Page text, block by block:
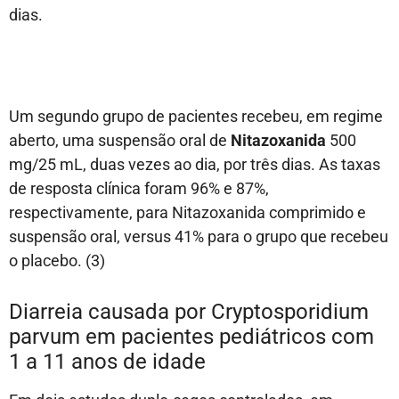
dias.
Um segundo grupo de pacientes recebeu, em regime
aberto, uma suspensão oral de Nitazoxanida 500
mg/25 mL, duas vezes ao dia, por três dias. As taxas
de resposta clínica foram 96% e 87%,
respectivamente, para Nitazoxanida comprimido e
suspensão oral, versus 41% para o grupo que recebeu
o placebo. (3)
Diarreia causada por Cryptosporidium
parvum em pacientes pediátricos com
1 a 11 anos de idade